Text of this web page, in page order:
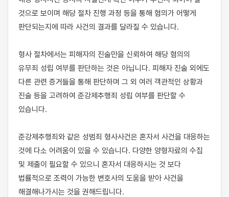
것으로 보이며 해당 절차 진행 과정 등을 통해 혐의가 어떻게
판단되는지에 따라 사건의 결과를 달라질 수 있습니다.
형사 절차에서는 피해자의 진술만을 신뢰하여 해당 혐의의
유무죄 성립 여부를 판단하는 것은 아닙니다. 피해자 진술 외에도
다른 관련 증거들을 통해 판단하며 그 외 여러 객관적인 상황과
진술 등을 고려하여 준강제추행죄 성립 여부를 판단할 수
있습니다.
준강제추행죄와 같은 성범죄 형사사건은 혼자서 사건을 대응하는
것에 다소 어려움이 있을 수 있습니다. 다양한 양형자료의 수집
및 제출이 필요할 수 있으니 혼자서 대응하시는 것 보다
법률적으로 조력이 가능한 변호사의 도움을 받아 사건을
해결해나가시는 것을 권해드립니다.